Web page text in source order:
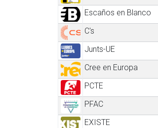
Escaños en Blanco
C's
Junts-UE
Cree en Europa
PCTE
PFAC
EXISTE